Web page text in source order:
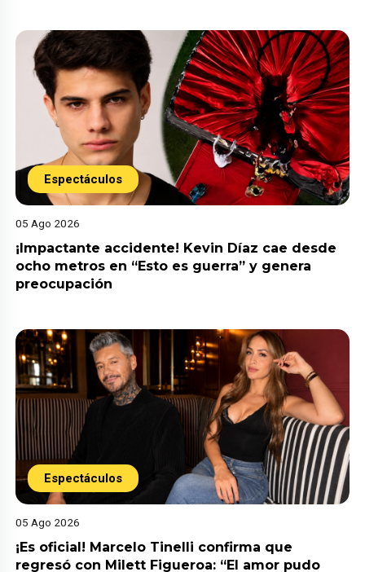
Espectáculos
05 Ago 2026
¡Impactante accidente! Kevin Díaz cae desde
ocho metros en “Esto es guerra” y genera
preocupación
Espectáculos
05 Ago 2026
¡Es oficial! Marcelo Tinelli confirma que
regresó con Milett Figueroa: “El amor pudo